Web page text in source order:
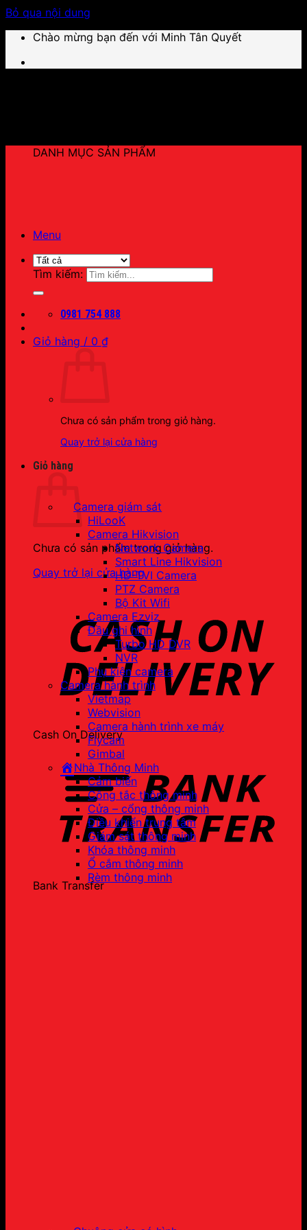
Bỏ qua nội dung
Chào mừng bạn đến với Minh Tân Quyết
Menu
Tìm kiếm:
0981 754 888
Giỏ hàng / 0 ₫
Chưa có sản phẩm trong giỏ hàng.
Quay trở lại cửa hàng
Giỏ hàng
Chưa có sản phẩm trong giỏ hàng.
Quay trở lại cửa hàng
Cash On Delivery
Bank Transfer
DANH MỤC SẢN PHẨM
Camera giám sát
HiLooK
Camera Hikvision
Network Camera
Smart Line Hikvision
HD-TVI Camera
PTZ Camera
Bộ Kit Wifi
Camera Ezviz
Đầu ghi hình
Turbo HD DVR
NVR
Phụ kiện camera
Camera hành trình
Vietmap
Webvision
Camera hành trình xe máy
Flycam
Gimbal
Nhà Thông Minh
Cảm biến
Công tắc thông minh
Cửa – cổng thông minh
Điều khiển trung tâm
Giám sát thông minh
Khóa thông minh
Ổ cắm thông minh
Rèm thông minh